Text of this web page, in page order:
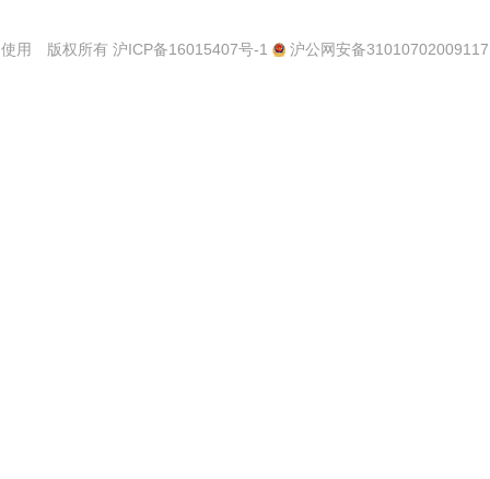
使用 版权所有 沪ICP备16015407号-1 沪公网安备31010702009117